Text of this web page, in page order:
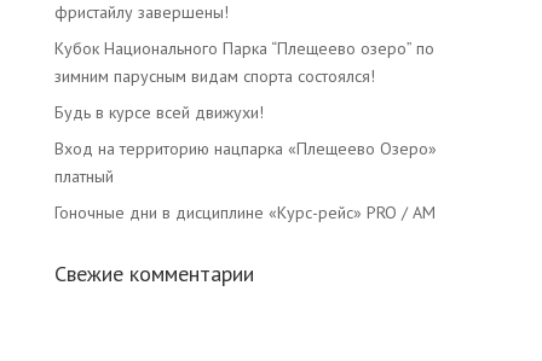
фристайлу завершены!
Кубок Национального Парка “Плещеево озеро” по
зимним парусным видам спорта состоялся!
Будь в курсе всей движухи!
Вход на территорию нацпарка «Плещеево Озеро»
платный
Гоночные дни в дисциплине «Курс-рейc» PRO / AM
Свежие комментарии